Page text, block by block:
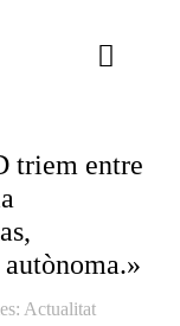
Toggle
triem entre
Actualitat